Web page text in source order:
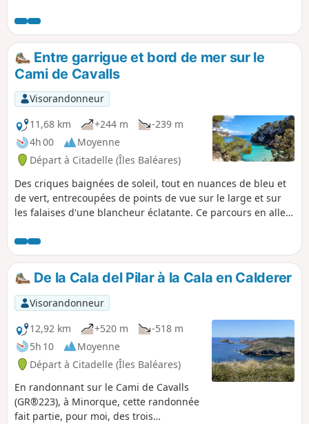
quelques unes des plus belles plages et
calanques de Minorque : Cala Mitjana, Cala
Trebaluger, Plage de Binigaus. Difficile de
résister aux eaux turquoises et au sable
blanc qui vous tendent les bras. Pour
varier les plaisirs, le retour se fait par le
célèbre Cami de Cavalls (GR® 223),
incontournable sentier qui fait le tour
intégral de l'île. La totalité du parcours se
fait sur des sentiers balisés : impossible de
s'égarer.
Entre garrigue et bord de mer sur le
Cami de Cavalls
Visorandonneur
11,68 km
+244 m
-239 m
4h 00
Moyenne
Départ à Citadelle (Îles Baléares)
Des criques baignées de soleil, tout en nuances de bleu et
de vert, entrecoupées de points de vue sur le large et sur
les falaises d'une blancheur éclatante. Ce parcours en aller-
garrigue, sans difficulté particulière, avec peu dénivelé, est
bien balisé, et invite à la baignade.
De la Cala del Pilar à la Cala en Calderer
Visorandonneur
12,92 km
+520 m
-518 m
5h 10
Moyenne
Départ à Citadelle (Îles Baléares)
En randonnant sur le Cami de Cavalls
(GR®223), à Minorque, cette randonnée
fait partie, pour moi, des trois